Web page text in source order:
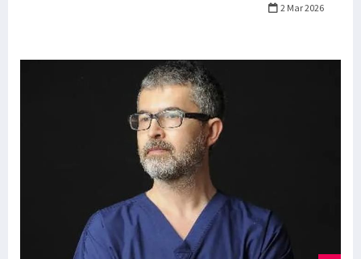
2 Mar 2026